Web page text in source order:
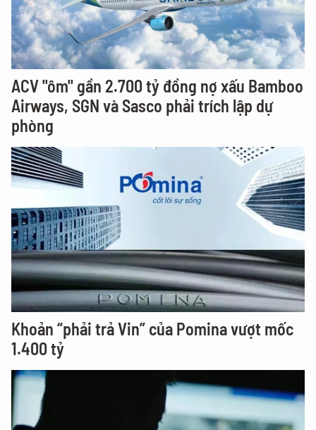
ACV "ôm" gần 2.700 tỷ đồng nợ xấu Bamboo
Airways, SGN và Sasco phải trích lập dự
phòng
Khoản “phải trả Vin” của Pomina vượt mốc
1.400 tỷ